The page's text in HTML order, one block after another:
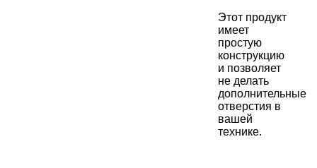
Этот продукт
имеет
простую
конструкцию
и позволяет
не делать
дополнительные
отверстия в
вашей
технике.